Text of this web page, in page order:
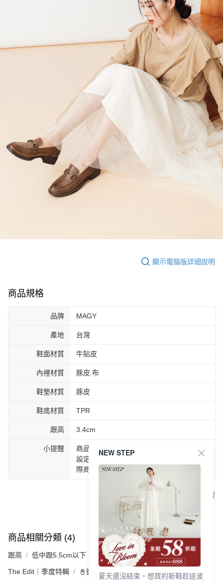
顯示電腦版詳細說明
商品規格
品牌 MAGY
產地 台灣
鞋面材質 牛貼皮
內裡材質 豚皮.布
鞋墊材質 豚皮
鞋底材質 TPR
跟高 3.4cm
小提醒
商品圖片顏色會因拍攝燈光環境或個人螢幕
設定不同，而造成部份色差現象，顏色以實
際商品為主。
客服
商品相關分類 (4) 查看全部
跟高 低中跟5.5cm以下
The Edit｜季度特輯 📓微甜加氛樂福鞋Loafers
NEW STEP
夏天還沒結束，想買的新鞋趁這波